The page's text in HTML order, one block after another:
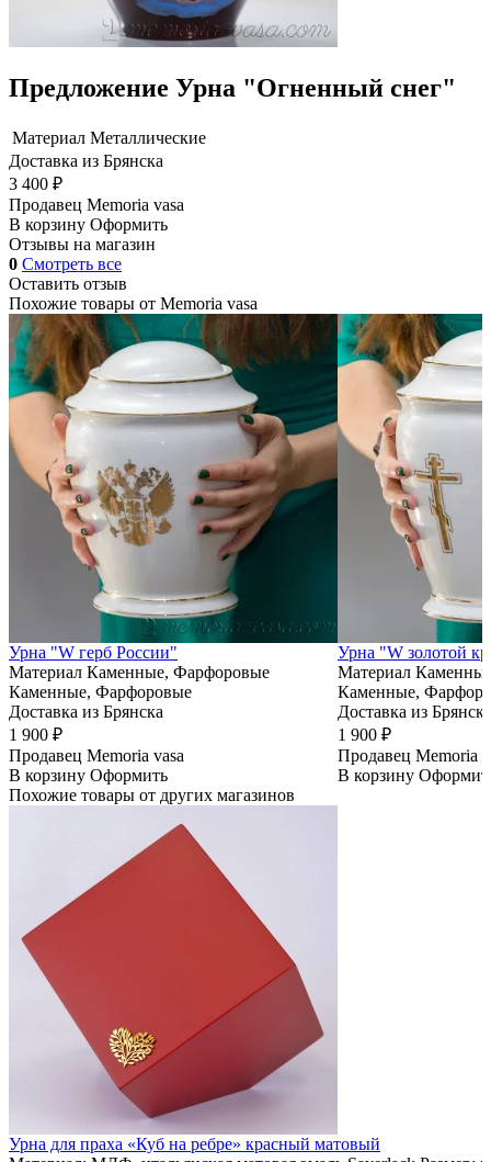
Предложение Урна "Огненный снег"
Материал Металлические
Доставка из Брянска
3 400 ₽
Продавец Memoria vasa
В корзину Оформить
Отзывы на магазин
0 Смотреть все
Оставить отзыв
Похожие товары от Memoria vasa
Урна "W герб России"
Материал Каменные, Фарфоровые
Каменные, Фарфоровые
Доставка из Брянска
1 900 ₽
Продавец Memoria vasa
В корзину Оформить
Урна "W золотой
Материал
Каменные,
Доставка из Брянска
1 900 ₽
Продавец Memoria
В корзину
Похожие товары от других магазинов
Урна для праха «Куб на ребре» красный матовый